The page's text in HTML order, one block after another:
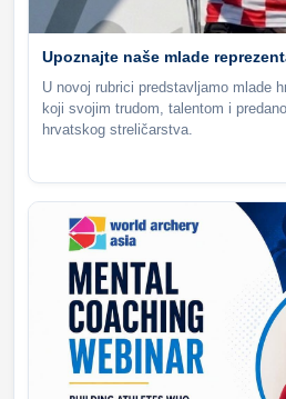
Upoznajte naše mlade
U novoj rubrici predstavljamo mlade
koji svojim trudom, talentom i
hrvatskog streličarstva.